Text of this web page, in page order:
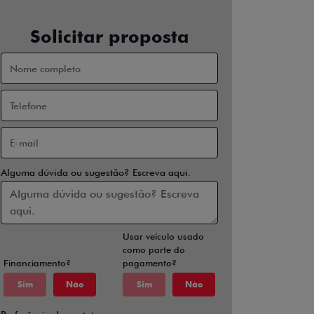
Solicitar proposta
Alguma dúvida ou sugestão? Escreva aqui.
Financiamento?
Sim Não
Usar veículo usado
como parte do
pagamento?
Sim Não